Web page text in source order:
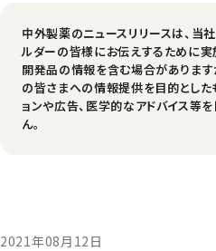
中外製薬のニュースリリースは、当
ルダーの皆様にお伝えするために実
開発品の情報を含む場合がありま
の皆さまへの情報提供を目的とした
ョンや広告、医学的なアドバイス等
ん。
2021年08月12日